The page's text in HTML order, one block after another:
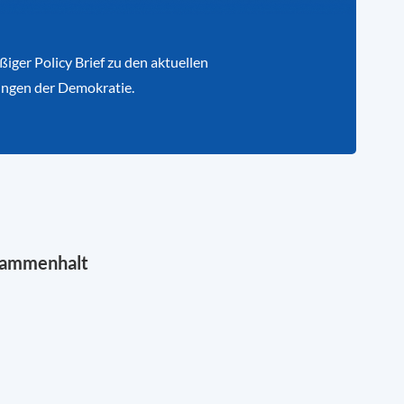
Policy Brief zu den aktuellen
der Demokratie.